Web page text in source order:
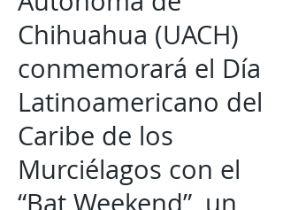
Chihuahua (UACH)
conmemorará el Día
Latinoamericano del
Caribe de los
Murciélagos con el
“Bat Weekend”, un